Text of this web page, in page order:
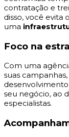
contratação e
disso, você evita
uma
Foco na
Com uma
suas
seu negócio, ao
especialistas.